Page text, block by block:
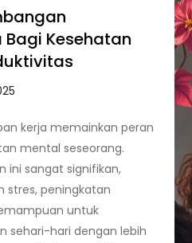
Bagi Kesehatan
kerja memainkan peran
mental seseorang.
ini sangat signifikan,
stres, peningkatan
untuk
sehari-hari dengan lebih